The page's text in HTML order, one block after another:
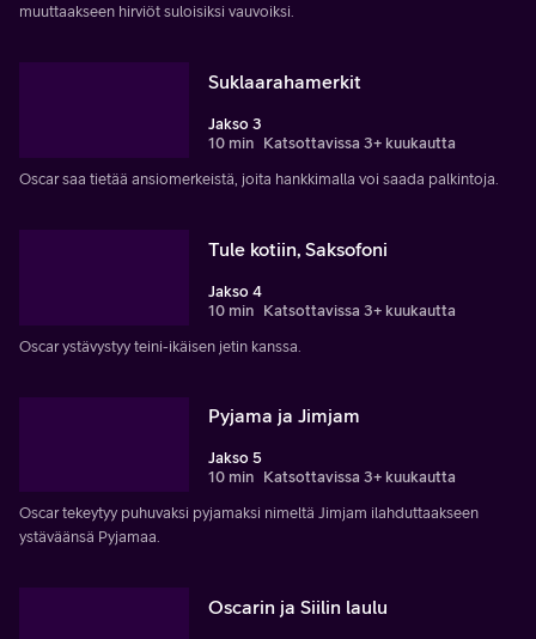
muuttaakseen hirviöt suloisiksi vauvoiksi.
Suklaarahamerkit
Jakso 3
10 min Katsottavissa 3+ kuukautta
Oscar saa tietää ansiomerkeistä, joita hankkimalla voi saada palkintoja.
Tule kotiin, Saksofoni
Jakso 4
10 min Katsottavissa 3+ kuukautta
Oscar ystävystyy teini-ikäisen jetin kanssa.
Pyjama ja Jimjam
Jakso 5
10 min Katsottavissa 3+ kuukautta
Oscar tekeytyy puhuvaksi pyjamaksi nimeltä Jimjam ilahduttaakseen
ystäväänsä Pyjamaa.
Oscarin ja Siilin laulu